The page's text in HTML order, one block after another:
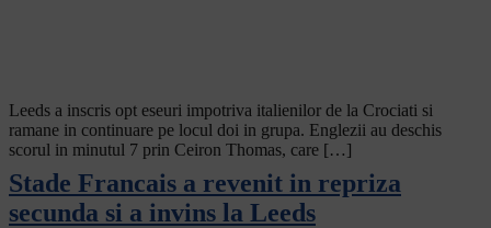
Leeds a inscris opt eseuri impotriva italienilor de la Crociati si
ramane in continuare pe locul doi in grupa. Englezii au deschis
scorul in minutul 7 prin Ceiron Thomas, care […]
Stade Francais a revenit in repriza
secunda si a invins la Leeds